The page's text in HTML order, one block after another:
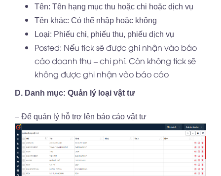
Tên: Tên hạng mục thu hoặc chi hoặc dịch vụ
Tên khác: Có thể nhập hoặc không
Loại: Phiếu chi, phiếu thu, phiếu dịch vụ
Posted: Nếu tick sẽ được ghi nhận vào báo
cáo doanh thu – chi phí. Còn không tick sẽ
không được ghi nhận vào báo cáo
D. Danh mục: Quản lý loại vật tư
– Để quản lý hỗ trợ lên báo cáo vật tư